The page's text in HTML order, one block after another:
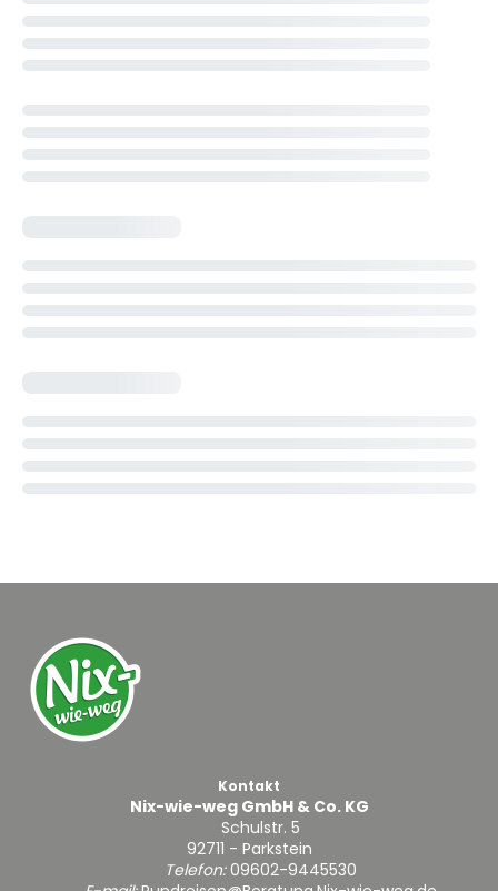
Kontakt
Nix-wie-weg GmbH & Co. KG
Schulstr. 5
92711 - Parkstein
Telefon:09602-9445530